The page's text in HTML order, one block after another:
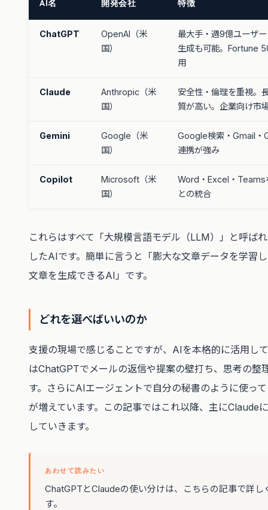
AI名 開発会社 特徴
ChatGPT
OpenAI（米
国）
最大手・週9億ユーザ
生成も可能。Fortune
用
Claude
Anthropic（米
国）
安全性・倫理を重視。
質が高い。企業向け市
Gemini
Google（米
国）
Google検索・Gmail・
連携が強み
Copilot
Microsoft（米
国）
Word・Excel・
との統合
これらはすべて「大規模言語モデル（LLM）」と呼ば
したAIです。簡単に言うと「膨大な文章データを学習
文章を生成できるAI」です。
どれを選べばいいのか
支援の現場で感じることですが、AIを本格的に活用し
はChatGPTでメールの返信や提案の壁打ち、思考の整
す。さらにAIエージェントで自分の秘書のように使っ
が増えています。この記事ではこれ以降、主にClaude
していきます。
あわせて読みたい
ChatGPTとClaudeの使い分けは、こちらの記事で詳し
す。